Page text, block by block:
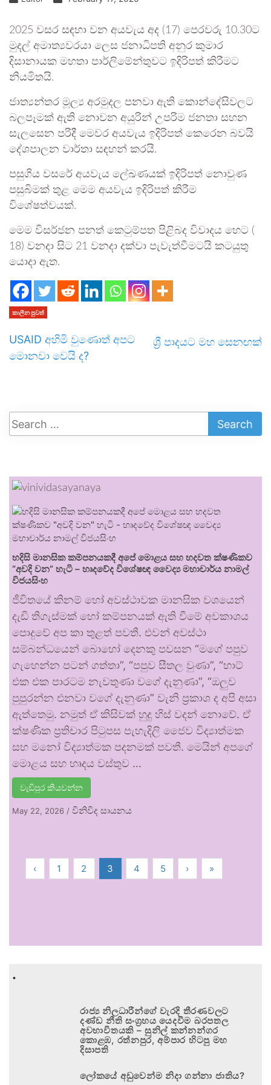
2025 වසර සඳහා වන අයවැය අද (17) පෙරවරු 10.30ට
මුදල් අමාත්‍යවරයා ලෙස ජනාධිපති අනුර කුමාර
දිසානායක මහතා පාර්ලිමේන්තුවට ඉදිරිපත් කිරීමට
නියමිතයි.
ජාත්‍යන්තර මූල්‍ය අරමුදල පනවා ඇති කොන්දේසිවලට
බලපෑමක් ඇති නොවන අයුරින් උපරිම ජනතා සහන
සැලසෙන පරිදී මෙවර අයවැය ඉදිරිපත් කෙරෙන බවයි
දේශපාලන වාර්තා සඳහන් කරයි.
පසුගිය වසරේ අයවැය ලේඛණයක් ඉදිරිපත් නොවුණ
පසුබිමක් තුළ මෙම අයවැය ඉදිරිපත් කිරීම
විශේෂත්වයක්.
මෙම විසර්ජන පනත් කෙටුම්පත පිළිබද විවාදය හෙට (
18) වනදා සිට 21 වනදා දක්වා පැවැත්වීමටයි කටයුතු
යොදා ඇත.
කාලීන පුවත්
USAID අහිමි වුණොත් අපට
මොනවා වෙයි ද?
ශ්‍රී පාදයට මහ සෙනඟක්
හදිසි මානසික කම්පනයකදී අපේ මොළය සහ හදවත ක්ෂණිකව
“අවදි වන” හැටි – හෘදවේද විශේෂඥ වෛද්‍ය මහාචාර්ය නාමල්
විජයසිංහ
ජීවිතයේ කිනම් හෝ අවස්ථාවක මානසික වශයෙන්
දැඩි තිගැස්මක් හෝ කම්පනයක් ඇති වීමේ අවකාශය
පොදුවේ අප කා තුළත් පවතී. එවන් අවස්ථා
සම්බන්ධයෙන් බොහෝ දෙනකු පවසන “මගේ පපුව
ගැහෙන්න පටන් ගත්තා”, “පපුව සීතල වුණා”, “හාට්
එක එක පාරටම නැවතුණා වගේ දැනුණා”, “ඔලුව
පුපුරන්න එනවා වගේ දැනුණා” වැනි ප්‍රකාශ ද අපි අසා
ඇත්තෙමු. නමුත් ඒ කිසිවක් හුදු හිස් වදන් නොවේ. ඒ
ක්ෂණික ප්‍රතිචාර පිටුපස පැහැදිලි ජෛව විද්‍යාත්මක
සහ මනෝ විද්‍යාත්මක පදනමක් පවතී. මෙයින් අපගේ
මොළය සහ හෘදය වස්තුව …
වැඩිපුර කියවන්න
May 22, 2026 / විනිවිද සායනය
‹ 1 2 3 4 5 › »
.
රාජ්‍ය නිලධාරීන්ගේ වැරදි තීරණවලට
දණ්ඩ නීති සංග්‍රහය යෙදවීම බරපතල
අවභාවිතයකි – සුනිල් කන්නන්ගර
කොළඹ, රත්නපුර, අම්පාර හිටපු මහ
දිසාපති
ලෝකයේ අඩුවෙන්ම නිදා ගන්නා ජාතිය?